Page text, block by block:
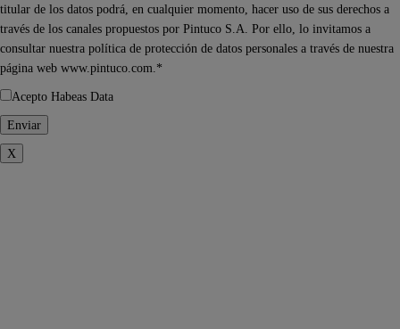
titular de los datos podrá, en cualquier momento, hacer uso de sus derechos a
través de los canales propuestos por Pintuco S.A. Por ello, lo invitamos a
consultar nuestra política de protección de datos personales a través de nuestra
página web www.pintuco.com.*
Acepto Habeas Data
X